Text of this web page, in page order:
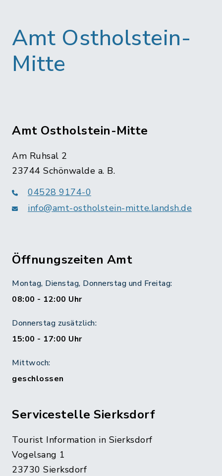
Amt Ostholstein-
Mitte
Amt Ostholstein-Mitte
Am Ruhsal 2
23744 Schönwalde a. B.
04528 9174-0
info@amt-ostholstein-mitte.landsh.de
Öffnungszeiten Amt
Montag, Dienstag, Donnerstag und Freitag:
08:00 - 12:00 Uhr
Donnerstag zusätzlich:
15:00 - 17:00 Uhr
Mittwoch:
geschlossen
Servicestelle Sierksdorf
Tourist Information in Sierksdorf
Vogelsang 1
23730 Sierksdorf